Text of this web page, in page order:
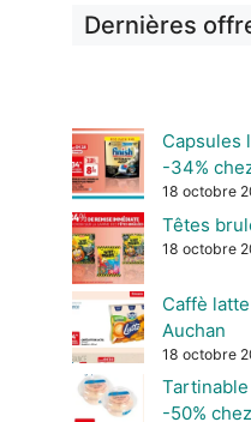
Dernières
Capsules
-34%
18 octobre
Têtes
18 octobre
Caffè
Auchan
18 octobre
-50%